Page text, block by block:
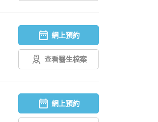
網上預約
查看醫生檔案
網上預約